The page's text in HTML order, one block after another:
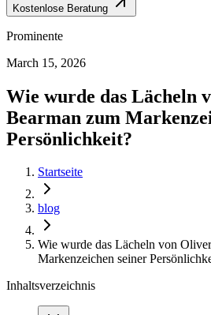
Kostenlose Beratung
Prominente
March 15, 2026
Wie wurde das Lächeln
Bearman zum
Persönlichkeit?
Startseite
blog
Wie wurde das Lächeln von
Markenzeichen seiner
Inhaltsverzeichnis